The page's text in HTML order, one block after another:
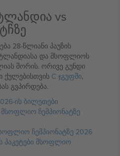
vs
28-წლიანი პაუზის
და მსოფლიოს
შორის. ორივე გუნდი
ქულებისთვის C ჯგუფში,
გვპირდება.
ის ბილეთები
ჩემპიონატზე
ჩემპიონატზე 2026
პაკეტები მსოფლიო